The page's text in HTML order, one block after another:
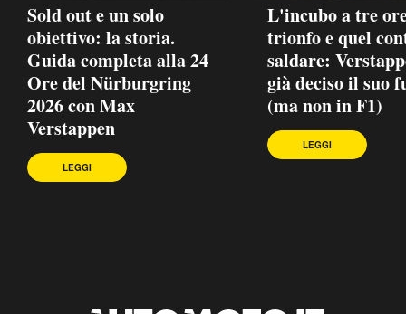
Sold out e un solo
obiettivo: la storia.
Guida completa alla 24
Ore del Nürburgring
2026 con Max
Verstappen
LEGGI
L'incubo a tre
trionfo e quel
saldare:
già deciso il suo
(ma non in F1)
LEGGI